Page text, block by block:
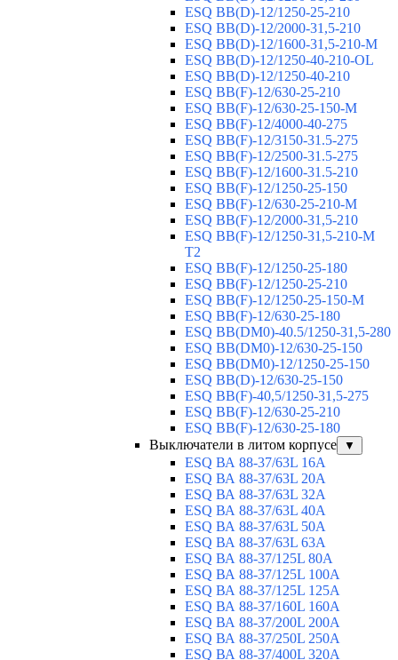
ESQ ВВ(D)-12/1250-25-210
ESQ BB(D)-12/2000-31,5-210
ESQ BB(D)-12/1600-31,5-210-М
ESQ BB(D)-12/1250-40-210-OL
ESQ BB(D)-12/1250-40-210
ESQ ВВ(F)-12/630-25-210
ESQ ВВ(F)-12/630-25-150-М
ESQ ВВ(F)-12/4000-40-275
ESQ ВВ(F)-12/3150-31.5-275
ESQ ВВ(F)-12/2500-31.5-275
ESQ ВВ(F)-12/1600-31.5-210
ESQ ВВ(F)-12/1250-25-150
ESQ BB(F)-12/630-25-210-М
ESQ BB(F)-12/2000-31,5-210
ESQ BB(F)-12/1250-31,5-210-М
T2
ESQ BB(F)-12/1250-25-180
ESQ ВВ(F)-12/1250-25-210
ESQ ВВ(F)-12/1250-25-150-М
ESQ BB(F)-12/630-25-180
ESQ ВВ(DM0)-40.5/1250-31,5-280
ESQ ВВ(DM0)-12/630-25-150
ESQ ВВ(DM0)-12/1250-25-150
ESQ BB(D)-12/630-25-150
ESQ ВВ(F)-40,5/1250-31,5-275
ESQ ВВ(F)-12/630-25-210
ESQ ВВ(F)-12/630-25-180
Выключатели в литом корпусе
▼
ESQ ВА 88-37/63L 16A
ESQ ВА 88-37/63L 20A
ESQ ВА 88-37/63L 32A
ESQ ВА 88-37/63L 40A
ESQ ВА 88-37/63L 50A
ESQ ВА 88-37/63L 63A
ESQ ВА 88-37/125L 80A
ESQ ВА 88-37/125L 100A
ESQ ВА 88-37/125L 125A
ESQ ВА 88-37/160L 160A
ESQ ВА 88-37/200L 200A
ESQ ВА 88-37/250L 250A
ESQ ВА 88-37/400L 320A